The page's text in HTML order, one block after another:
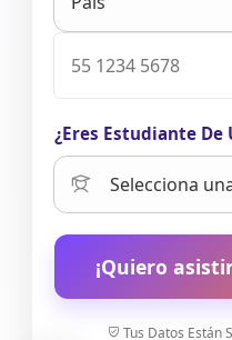
¿Eres Estudiante De
¡Quiero
Tus Datos Están